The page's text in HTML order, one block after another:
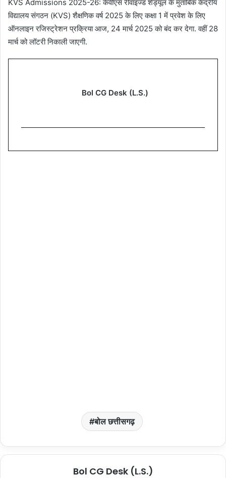
KVS Admissions 2025-26: केवीएस रीवाइज्ड शेड्यूल के मुताबिक केंद्रीय
विद्यालय संगठन (KVS) शैक्षणिक वर्ष 2025 के लिए कक्षा 1 में प्रवेश के लिए
ऑनलाइन रजिस्ट्रेशन प्रक्रिया आज, 24 मार्च 2025 को बंद कर देगा. वहीं 28
मार्च को लॉटरी निकाली जाएगी.
Bol CG Desk (L.S.)
बोल छत्तीसगढ़
Bol CG Desk (L.S.)